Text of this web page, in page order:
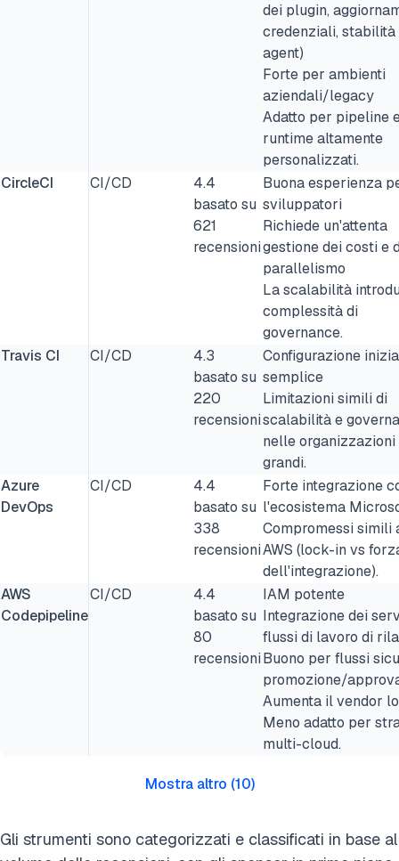
dei plugin,
credenziali, stabilità
agent)
Forte per ambienti
aziendali/legacy
Adatto per pipeline
runtime altamente
personalizzati.
CircleCI
CI/CD
4.4
basato su
621
recensioni
Buona esperienza
sviluppatori
Richiede un'attenta
gestione dei costi e
parallelismo
La scalabilità
complessità di
governance.
Travis CI
CI/CD
4.3
basato su
220
recensioni
Configurazione
semplice
Limitazioni simili di
scalabilità e
nelle organizzazioni
grandi.
Azure
DevOps
CI/CD
4.4
basato su
338
recensioni
Forte integrazione
l'ecosistema
Compromessi simili
AWS (lock-in vs
dell'integrazione).
AWS
Codepipeline
CI/CD
4.4
basato su
80
recensioni
IAM potente
Integrazione dei
flussi di lavoro di
Buono per flussi
promozione/
Aumenta il vendor
Meno adatto per
multi-cloud.
Mostra altro (10)
Gli strumenti sono categorizzati e classificati in base al